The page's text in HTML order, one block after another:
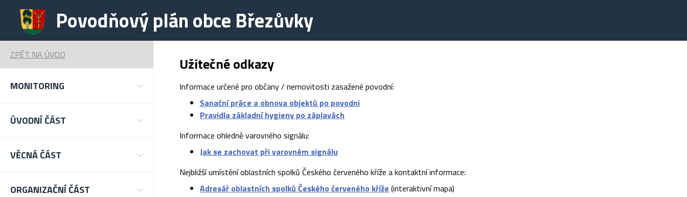
Povodňový plán obce Březůvky
ZPĚT NA ÚVOD
MONITORING
ÚVODNÍ ČÁST
VĚCNÁ ČÁST
ORGANIZAČNÍ ČÁST
Užitečné odkazy
Informace určené pro občany / nemovitosti zasažené povodní:
Sanační práce a obnova objektů po povodni
Pravidla základní hygieny po záplavách
Informace ohledně varovného signálu:
Jak se zachovat při varovném signálu
Nejbližší umístění oblastních spolků Českého červeného kříže a kontaktní informace:
Adresář oblastních spolků Českého červeného kříže (interaktivní mapa)